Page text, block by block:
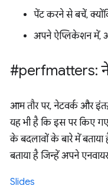
पेंट करने से बचें,
अपने ऐप्लिकेशन में,
#perfmatters:
आम तौर पर, नेटवर्क और
यह भी है कि इस पर किए
के बदलावों के बारे में
बताया है जिन्हें अपने
Slides